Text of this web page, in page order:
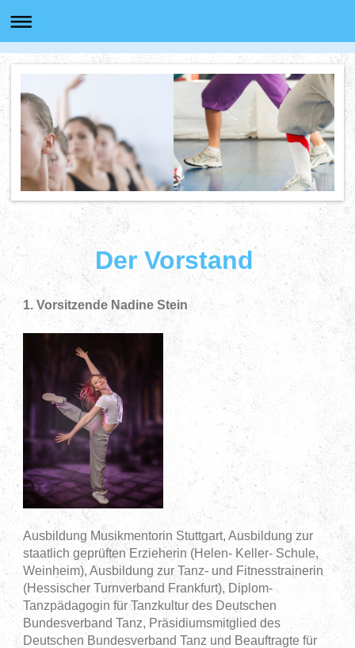
Der Vorstand
1. Vorsitzende Nadine Stein
Ausbildung Musikmentorin Stuttgart, Ausbildung zur
staatlich geprüften Erzieherin (Helen- Keller- Schule,
Weinheim), Ausbildung zur Tanz- und Fitnesstrainerin
(Hessischer Turnverband Frankfurt), Diplom-
Tanzpädagogin für Tanzkultur des Deutschen
Bundesverband Tanz, Präsidiumsmitglied des
Deutschen Bundesverband Tanz und Beauftragte für